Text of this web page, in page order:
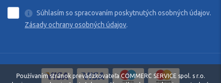
Súhlasím so spracovaním poskytnutých osobných údajov.
Zásady ochrany osobných údajov.
Používaním stránok prevádzkovateľa COMMERC SERVICE spol. s r.o.